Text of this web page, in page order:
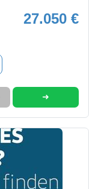
27.050 €
➜